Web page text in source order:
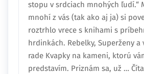
stopu v srdciach mnohých ľudí.“
mnohí z vás (tak ako aj ja) si
roztrhlo vrece s knihami s
hrdinkách. Rebelky, Superženy
rade Kvapky na kameni, ktorú
predstavím. Priznám sa, už …